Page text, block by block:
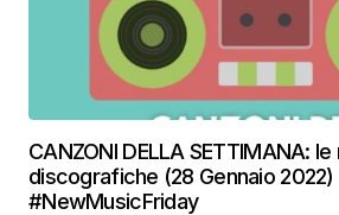
CANZONI DELLA SETTIMANA:
discografiche (28 Gennaio 2022)
#NewMusicFriday